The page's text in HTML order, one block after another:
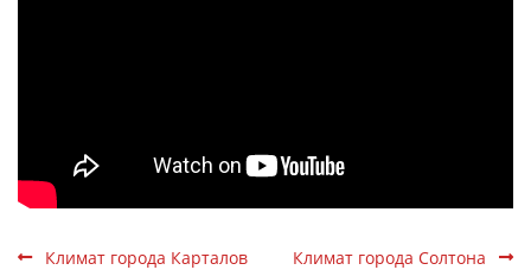
Климат города Карталов Климат города Солтона